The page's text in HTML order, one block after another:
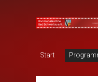
KOKI
Schwartau
Start